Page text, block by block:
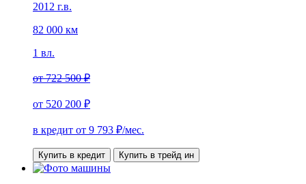
2012 г.в.
82 000 км
1 вл.
от722 500 ₽
от 520 200 ₽
в кредит от 9 793 ₽/мес.
Купить в кредит Купить в трейд ин